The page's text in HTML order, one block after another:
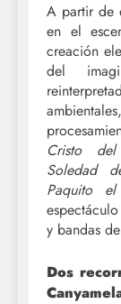
A partir de
en el
creación
del
Cristo
Soledad
Paquito el
y bandas
Dos